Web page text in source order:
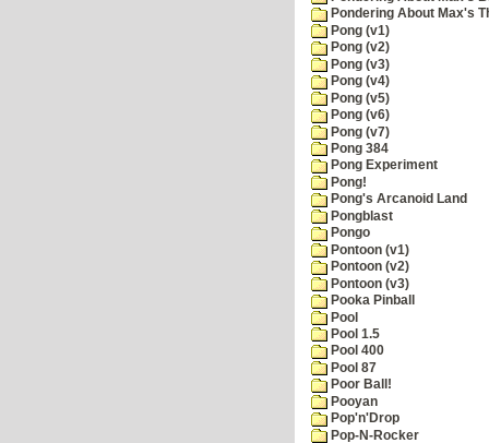
Pondering About Max's
Pong (v1)
Pong (v2)
Pong (v3)
Pong (v4)
Pong (v5)
Pong (v6)
Pong (v7)
Pong 384
Pong Experiment
Pong!
Pong's Arcanoid Land
Pongblast
Pongo
Pontoon (v1)
Pontoon (v2)
Pontoon (v3)
Pooka Pinball
Pool
Pool 1.5
Pool 400
Pool 87
Poor Ball!
Pooyan
Pop'n'Drop
Pop-N-Rocker